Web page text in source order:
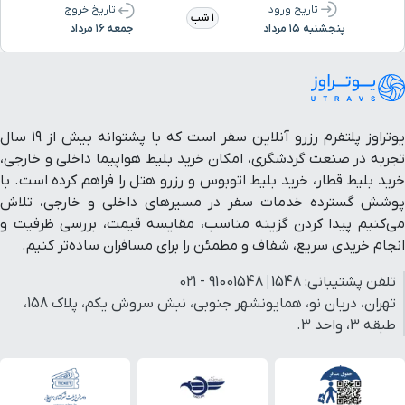
بیمارستان امام حسین (ع)
کتابخانه مرکزی آستان قدس
رضوی
کلیسای مسروپ مقدس ۴ دقیقه با خودرو (۱ کیلومتر و ۸۷۵ متر)
گنبد خشتی ۴ دقیقه با خودرو (۲ کیلومتر و ۱۱ متر)
ایستگاه قطار شهری هفده
شهریور
حرم ورودی صحن جمهوری
خیابان نواب صفوی ۴ دقیقه با خودرو (۲ کیلومتر و ۷۳ متر)
تاریخ ورود
پنجشنبه ۱۵ مرداد
1 شب
تاریخ خروج
جمعه ۱۶ مرداد
یوتراوز پلتفرم رزرو آنلاین سفر است که با پشتوانه بیش از ۱۹ سال
تجربه در صنعت گردشگری، امکان خرید بلیط هواپیما داخلی و خارجی،
خرید بلیط قطار، خرید بلیط اتوبوس و رزرو هتل را فراهم کرده است. با
پوشش گسترده خدمات سفر در مسیرهای داخلی و خارجی، تلاش
می‌کنیم پیدا کردن گزینه مناسب، مقایسه قیمت، بررسی ظرفیت و
انجام خریدی سریع، شفاف و مطمئن را برای مسافران ساده‌تر کنیم.
تلفن پشتیبانی: 1548
91001548 - 021
تهران، دریان نو، همایونشهر جنوبی، نبش سروش یکم، پلاک 158،
طبقه 3، واحد 3.